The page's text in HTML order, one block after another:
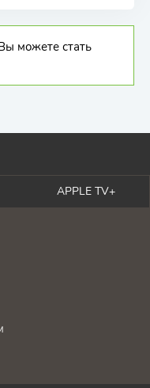
можете стать
APPLE TV+